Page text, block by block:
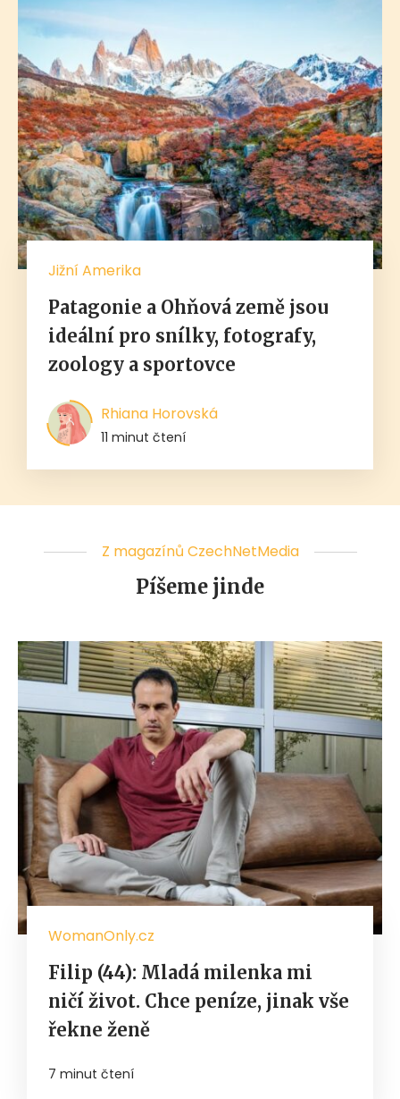
Jižní Amerika
Patagonie a Ohňová země jsou
ideální pro snílky, fotografy,
zoology a sportovce
Rhiana Horovská
11 minut čtení
Z magazínů CzechNetMedia
Píšeme jinde
WomanOnly.cz
Filip (44): Mladá milenka mi
ničí život. Chce peníze, jinak vše
řekne ženě
7 minut čtení